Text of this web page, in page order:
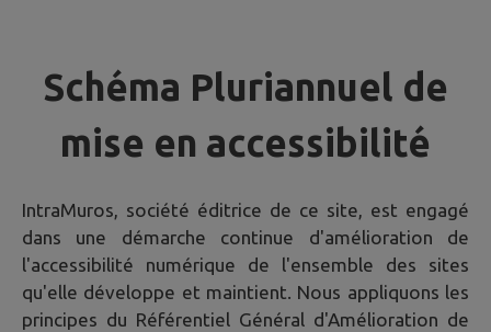
Schéma Pluriannuel de
mise en accessibilité
IntraMuros, société éditrice de ce site, est engagé
dans une démarche continue d'amélioration de
l'accessibilité numérique de l'ensemble des sites
qu'elle développe et maintient. Nous appliquons les
principes du Référentiel Général d'Amélioration de